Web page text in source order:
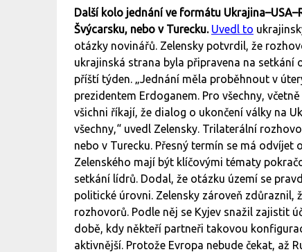
Další kolo jednání ve formátu
Švýcarsku, nebo v Turecku. Uvedl to
otázky novinářů. Zelensky potvrdil, že
ukrajinská strana byla připravena na setkání
příští týden. „Jednání měla proběhnout v
prezidentem Erdoganem. Pro všechny,
všichni říkají, že dialog o ukončení války na
všechny,“ uvedl Zelensky. Trilaterální
nebo v Turecku. Přesný termín se má
Zelenského mají být klíčovými tématy
setkání lídrů. Dodal, že otázku území se
politické úrovni. Zelensky zároveň zdůraznil,
rozhovorů. Podle něj se Kyjev snažil zajistit
době, kdy někteří partneři takovou
aktivnější. Protože Evropa nebude čekat, až